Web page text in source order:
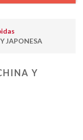
JAPONESA
Y